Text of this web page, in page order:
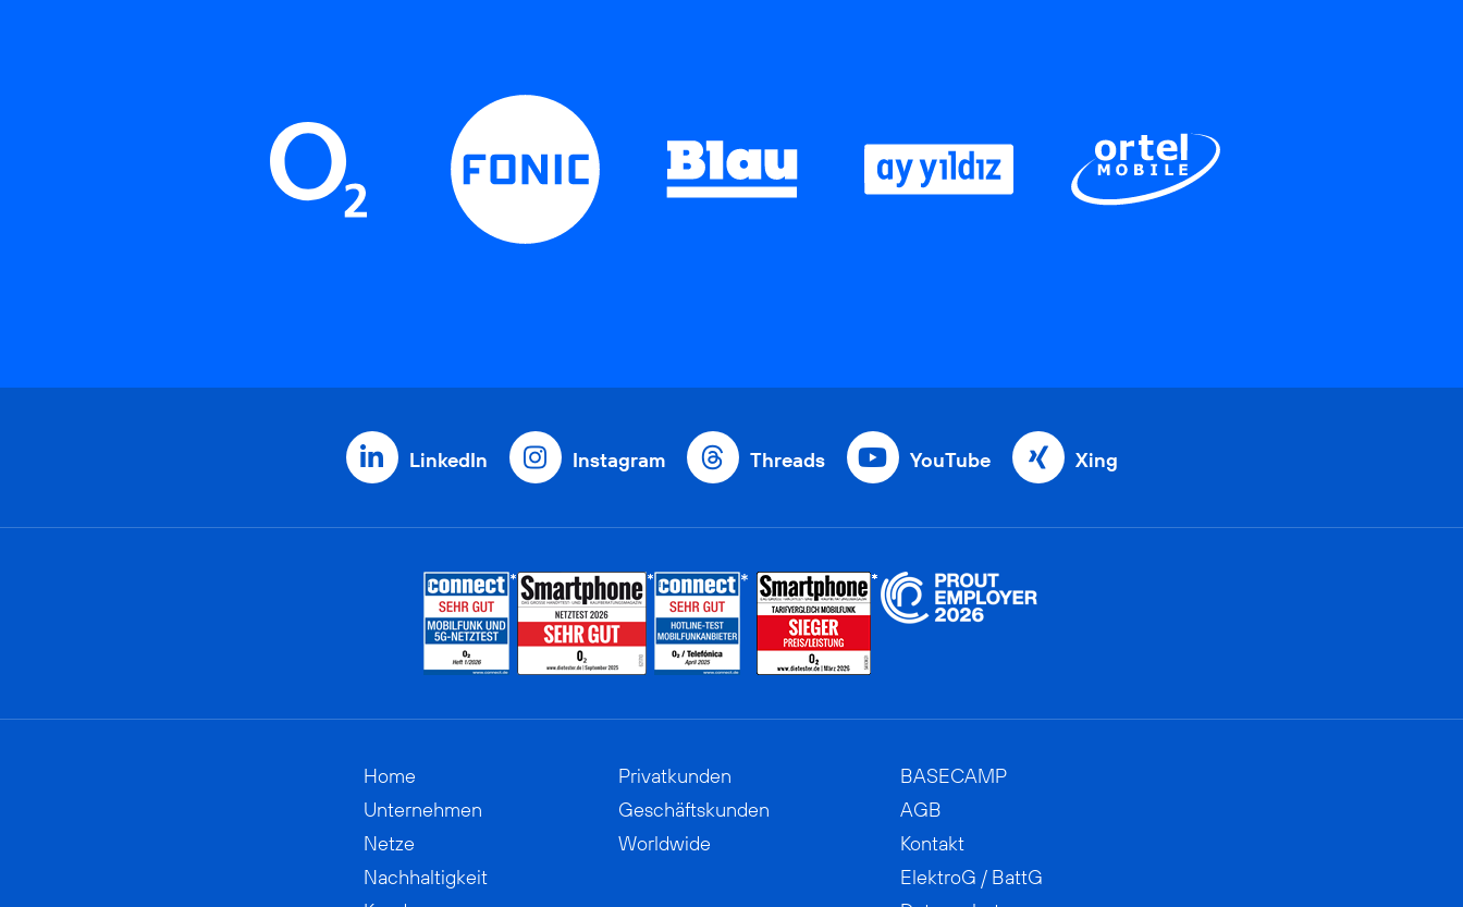
LinkedIn Instagram Threads YouTube Xing
Home
Unternehmen
Netze
Nachhaltigkeit
Privatkunden
Geschäftskunden
Worldwide
BASECAMP
AGB
Kontakt
ElektroG / BattG